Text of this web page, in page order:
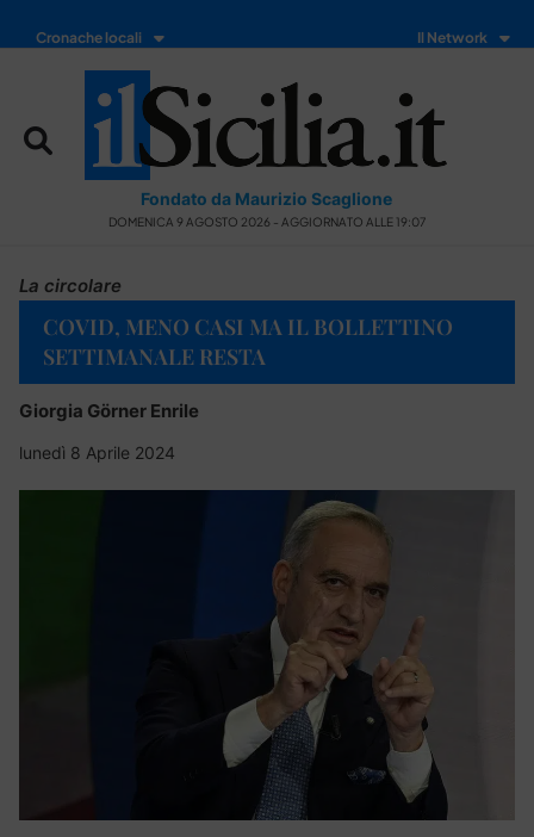
Cronache locali Il Network
Fondato da Maurizio Scaglione
DOMENICA 9 AGOSTO 2026 - AGGIORNATO ALLE 19:07
La circolare
COVID, MENO CASI MA IL BOLLETTINO
SETTIMANALE RESTA
Giorgia Görner Enrile
lunedì 8 Aprile 2024